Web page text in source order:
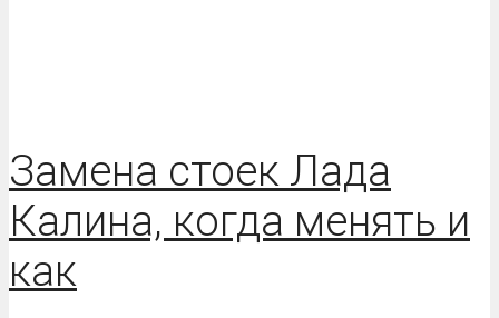
Замена стоек Лада
Калина, когда менять и
как